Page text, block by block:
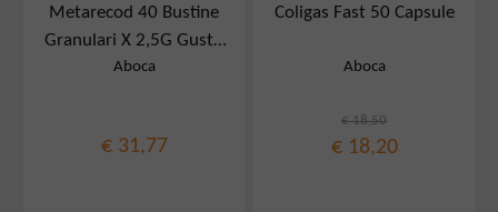
Metarecod 40 Bustine
Granulari X 2,5G Gusto
Arancia E Pesca
Aboca
€ 31,77
Coligas Fast 50 Capsule
Aboca
€ 18,50
€ 18,20